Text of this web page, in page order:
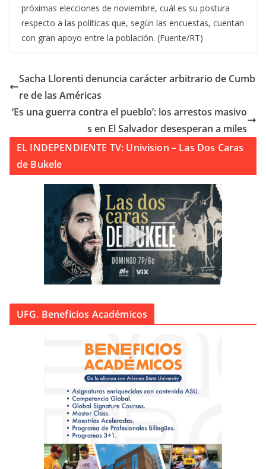
próximas elecciones de noviembre, cuál es su postura
respecto a las políticas que, según las encuestas, cuentan
con gran apoyo entre la población. (Fuente/RT)
Sacha Llorenti denuncia carácter arbitrario de Cumb
re de las Américas
‘Es una guerra contra el pueblo’: los arrestos masivo
s en El Salvador desesperan a miles
EL INDEPENDIENTE TV: Univision – Las Dos Caras
de Bukele
UFG. Beneficios Académicos